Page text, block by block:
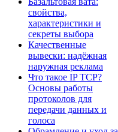
свойства,
характеристики и
секреты выбора
Качественные
вывески: надёжная
наружная реклама
Что такое IP TCP?
Основы работы
протоколов для
передачи данных и
голоса